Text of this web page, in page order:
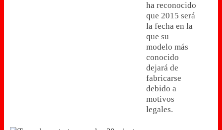
ha reconocido
que 2015 será
la fecha en la
que su
modelo más
conocido
dejará de
fabricarse
debido a
motivos
legales.